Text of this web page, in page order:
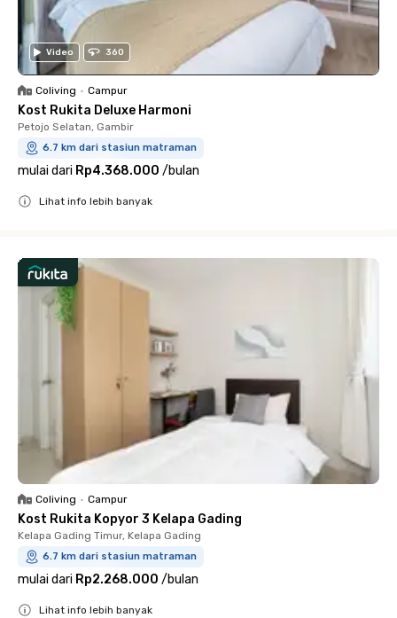
Video 360
Coliving • Campur
Kost Rukita Deluxe Harmoni
Petojo Selatan, Gambir
6.7 km dari stasiun matraman
mulai dari Rp4.368.000 /bulan
Lihat info lebih banyak
Coliving • Campur
Kost Rukita Kopyor 3 Kelapa Gading
Kelapa Gading Timur, Kelapa Gading
6.7 km dari stasiun matraman
mulai dari Rp2.268.000 /bulan
Lihat info lebih banyak